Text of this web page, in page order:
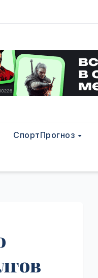
СпортПрогноз